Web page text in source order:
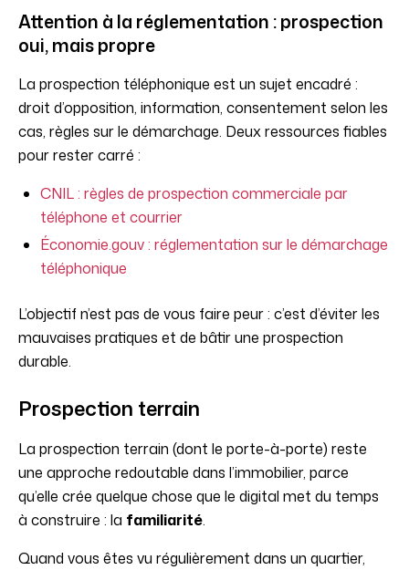
Attention à la réglementation : prospection
oui, mais propre
La prospection téléphonique est un sujet encadré :
droit d’opposition, information, consentement selon les
cas, règles sur le démarchage. Deux ressources fiables
pour rester carré :
CNIL : règles de prospection commerciale par
téléphone et courrier
Économie.gouv : réglementation sur le démarchage
téléphonique
L’objectif n’est pas de vous faire peur : c’est d’éviter les
mauvaises pratiques et de bâtir une prospection
durable.
Prospection terrain
La prospection terrain (dont le porte-à-porte) reste
une approche redoutable dans l’immobilier, parce
qu’elle crée quelque chose que le digital met du temps
à construire : la familiarité.
Quand vous êtes vu régulièrement dans un quartier,